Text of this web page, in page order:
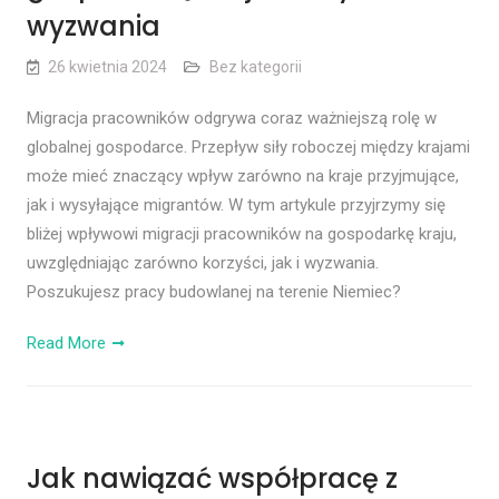
wyzwania
26 kwietnia 2024 Bez kategorii
Migracja pracowników odgrywa coraz ważniejszą rolę w
globalnej gospodarce. Przepływ siły roboczej między krajami
może mieć znaczący wpływ zarówno na kraje przyjmujące,
jak i wysyłające migrantów. W tym artykule przyjrzymy się
bliżej wpływowi migracji pracowników na gospodarkę kraju,
uwzględniając zarówno korzyści, jak i wyzwania.
Poszukujesz pracy budowlanej na terenie Niemiec?
Read More
Jak nawiązać współpracę z